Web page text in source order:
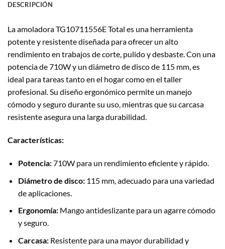
DESCRIPCIÓN
La amoladora TG10711556E Total es una herramienta
potente y resistente diseñada para ofrecer un alto
rendimiento en trabajos de corte, pulido y desbaste. Con una
potencia de 710W y un diámetro de disco de 115 mm, es
ideal para tareas tanto en el hogar como en el taller
profesional. Su diseño ergonómico permite un manejo
cómodo y seguro durante su uso, mientras que su carcasa
resistente asegura una larga durabilidad.
Características:
Potencia:710W para un rendimiento eficiente y rápido.
Diámetro de disco:115 mm, adecuado para una variedad
de aplicaciones.
Ergonomía:Mango antideslizante para un agarre cómodo
y seguro.
Carcasa:Resistente para una mayor durabilidad y